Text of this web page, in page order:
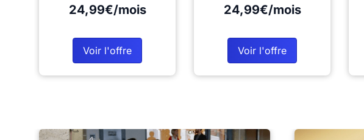
24,99€/mois
Voir l'offre
24,99€/mois
Voir l'offre